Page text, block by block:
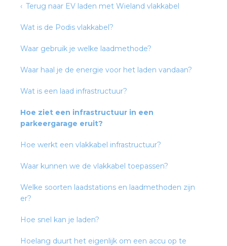
Terug naar EV laden met Wieland vlakkabel
Wat is de Podis vlakkabel?
Waar gebruik je welke laadmethode?
Waar haal je de energie voor het laden vandaan?
Wat is een laad infrastructuur?
Hoe ziet een infrastructuur in een
parkeergarage eruit?
Hoe werkt een vlakkabel infrastructuur?
Waar kunnen we de vlakkabel toepassen?
Welke soorten laadstations en laadmethoden zijn
er?
Hoe snel kan je laden?
Hoelang duurt het eigenlijk om een accu op te
waarde